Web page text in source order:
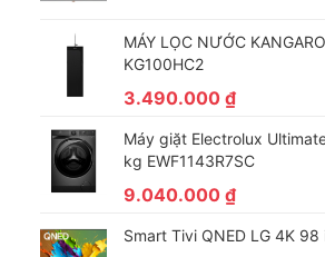
MÁY LỌC NƯỚC
KG100HC2
3.490.000 ₫
Máy giặt Electrolux
kg EWF1143R7SC
9.040.000 ₫
Smart Tivi QNED LG 4K